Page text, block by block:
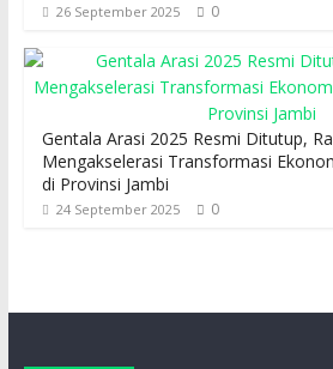
26 September 2025 0
Gentala Arasi 2025 Resmi Ditutup,
Mengakselerasi Transformasi
di Provinsi Jambi
24 September 2025 0